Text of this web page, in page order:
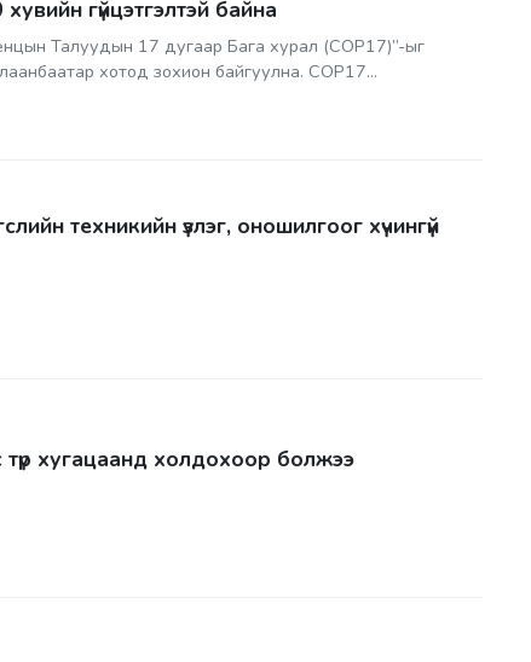
гүйцэтгэлтэй байна
Талуудын 17 дугаар Бага хурал (COP17)”-ыг
хотод зохион байгуулна. COP17...
техникийн үзлэг, оношилгоог хүчингүй
хугацаанд холдохоор болжээ